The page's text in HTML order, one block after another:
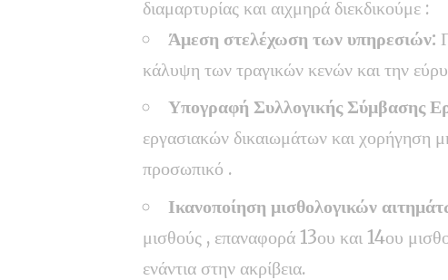
διαμαρτυρίας και αιχμηρά διεκδικούμε :
Άμεση στελέχωση των υπηρεσιών:
κάλυψη των τραγικών κενών και την
Υπογραφή Συλλογικής Σύμβασης
εργασιακών δικαιωμάτων και χορήγηση
προσωπικό .
Ικανοποίηση μισθολογικών
μισθούς , επαναφορά 13ου και 14ου
ενάντια στην ακρίβεια.